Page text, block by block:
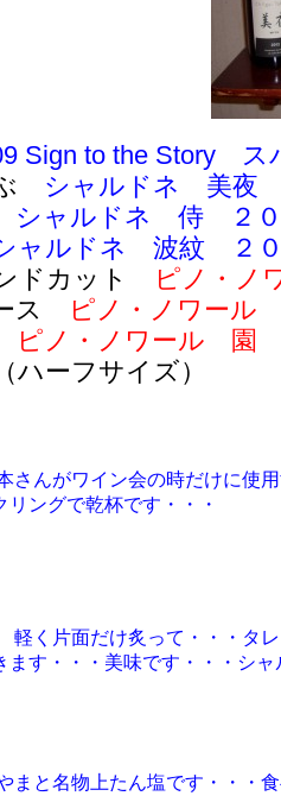
Sign to the Story ス
シャルドネ 美夜
シャルドネ 侍 ２０
ャルドネ 波紋 ２０
ドカット
ピノ・
ス
ピノ・ノワー
ピノ・ノワール 園
ーフサイズ）
さんがワイン会の時だけに使
ングで乾杯です・・・
軽く片面だけ炙って・・・タ
ます・・・美味です・・・シ
まと名物上たん塩です・・・